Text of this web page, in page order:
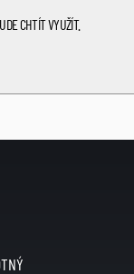
CHTÍT VYUŽÍT.